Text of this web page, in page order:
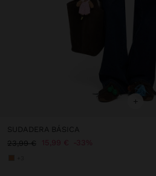
+
SUDADERA BÁSICA
23,99 €
15,99 € 33%